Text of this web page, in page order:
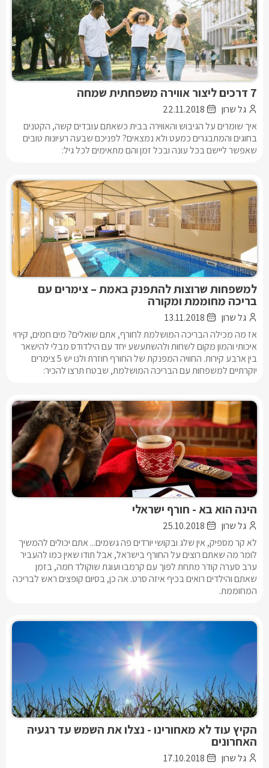
7 דרכים ליצור אווירה משפחתית שמחה
איך שומרים על הגיבוש והאווירה בבית כשאתם עובדים קשה, הקטנים
בחוגים והמתבגרים כמעט ולא נמצאים? לפניכם שבעה רעיונות טובים
שאפשר ליישם בכל עונה ובכל זמן והם מתאימים לכל גיל:
גל שרון 22.11.2018
למשפחות שרוצות להתפנק באמת – צימרים עם
בריכה מחוממת ומקורה
אז מה מכילה הבריכה המושלמת לחורף, אתם שואלים? מים חמים, קירוי
איכותי והמון מקום לשחות ולהשתעשע יחד עם הילדודס מבלי להישאר
בין ארבע קירות. החוויה המפנקת של החורף חוזרת ולנו יש 5 צימרים
יוקרתיים למשפחות עם הבריכה המושלמת, שבטח תרצו להכיר:
גל שרון 13.11.2018
הינה הוא בא - חורף ישראלי
לא קר מספיק, אין שלג ובקושי יורדים פה גשמים... אתם יכולים להמשיך
לומר מה שאתם רוצים על החורף בישראל, אבל תודו שאין כמו להעביר
ערב סערה קודר מתחת לפוך עם קרמבו ועוגת שוקולד חמה, בזמן
שאתם והילדים רואים בכיף איזה סרט. אה כן, בסיום קופצים ראש לבריכה
המחוממת.
גל שרון 25.10.2018
הקיץ עוד לא מאחורינו - נצלו את השמש עד רגעיה
האחרונים
גל שרון 17.10.2018